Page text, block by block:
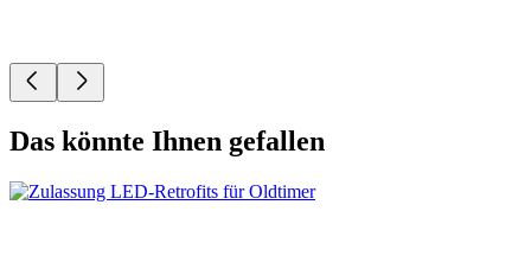
Das könnte Ihnen gefallen